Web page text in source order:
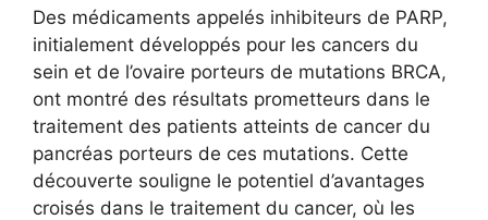
Des médicaments appelés inhibiteurs de PARP,
initialement développés pour les cancers du
sein et de l’ovaire porteurs de mutations BRCA,
ont montré des résultats prometteurs dans le
traitement des patients atteints de cancer du
pancréas porteurs de ces mutations. Cette
découverte souligne le potentiel d’avantages
croisés dans le traitement du cancer, où les